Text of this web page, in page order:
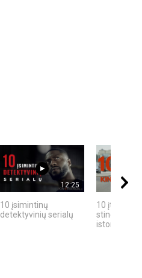
12:25
10 įsimintinų
detektyvinių serialų
10 įtemptų,
stingdančių
istorijų